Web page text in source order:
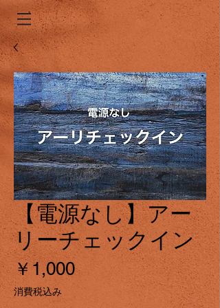
【電源なし】アー
リーチェックイン
￥1,000価
消費税込み